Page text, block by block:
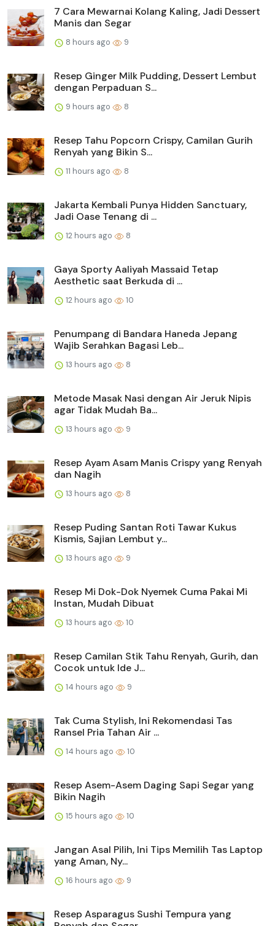
7 Cara Mewarnai Kolang Kaling, Jadi Dessert
Manis dan Segar
8 hours ago 9
Resep Ginger Milk Pudding, Dessert Lembut
dengan Perpaduan S...
9 hours ago 8
Resep Tahu Popcorn Crispy, Camilan Gurih
Renyah yang Bikin S...
11 hours ago 8
Jakarta Kembali Punya Hidden Sanctuary,
Jadi Oase Tenang di ...
12 hours ago 8
Gaya Sporty Aaliyah Massaid Tetap
Aesthetic saat Berkuda di ...
12 hours ago 10
Penumpang di Bandara Haneda Jepang
Wajib Serahkan Bagasi Leb...
13 hours ago 8
Metode Masak Nasi dengan Air Jeruk Nipis
agar Tidak Mudah Ba...
13 hours ago 9
Resep Ayam Asam Manis Crispy yang Renyah
dan Nagih
13 hours ago 8
Resep Puding Santan Roti Tawar Kukus
Kismis, Sajian Lembut y...
13 hours ago 9
Resep Mi Dok-Dok Nyemek Cuma Pakai Mi
Instan, Mudah Dibuat
13 hours ago 10
Resep Camilan Stik Tahu Renyah, Gurih, dan
Cocok untuk Ide J...
14 hours ago 9
Tak Cuma Stylish, Ini Rekomendasi Tas
Ransel Pria Tahan Air ...
14 hours ago 10
Resep Asem-Asem Daging Sapi Segar yang
Bikin Nagih
15 hours ago 10
Jangan Asal Pilih, Ini Tips Memilih Tas Laptop
yang Aman, Ny...
16 hours ago 9
Resep Asparagus Sushi Tempura yang